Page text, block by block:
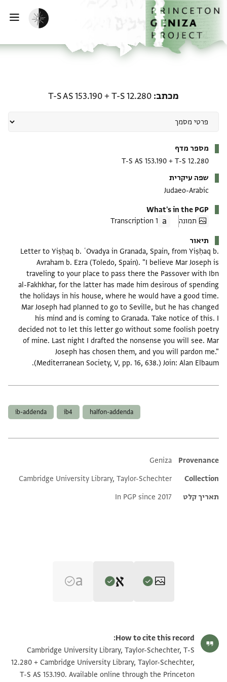
לתוכןהבית
הפעלת מצב כהה
מכתב T-S 12.280
+
T-S AS 153.190
מספר מדף
T-S 12.280
+
T-S AS 153.190
שפה עיקרית
Judaeo-Arabic
What's in the PGP
תמונה
1 Transcription
תיאור
Letter to Yiṣḥaq b. ʿOvadya in Granada, Spain, from Yiṣḥaq b.
Avraham b. Ezra (Toledo, Spain). "I believe Mar Joseph is
traveling to your place to pass there the Passover with Ibn
al-Fakhkhar, for the latter has made him desirous of spending
the holidays in his house, where he would have a good time.
Mar Joseph had planned to go to Seville, but he has changed
his mind and is coming to Granada. Take notice of this. I
decided not to let this letter go without some foolish poetry
of mine. Last night I drafted the nonsense you will see. Mar
Joseph has chosen them, and you will pardon me."
(Mediterranean Society, V, pp. 16, 638.) Join: Alan Elbaum.
halfon-addenda
ib4
ib-addenda
Additional metadata
Provenance
Geniza
Collection
Cambridge University Library, Taylor-Schechter
תאריך קלט
In PGP since 2017
S. D. Goitein's unpublished edition (1950–85).
יא מולאי וסידי אעזך אללה ואטאל בקא[ך . . . . . . . . . . . .
. . . . . . . . . . .
נחוכם פי כל חין וכל זמאן פלא חילה . [ . . . . . . . . . . . . . .
T-S AS 153.190 1r הגדל וסובב
T-S 12.280 1v הגדל וסובב
Verso. Address.
How to cite this record:
Cambridge University Library, Taylor-Schechter, T-S
12.280 + Cambridge University Library, Taylor-Schechter,
T-S AS 153.190. Available online through the Princeton